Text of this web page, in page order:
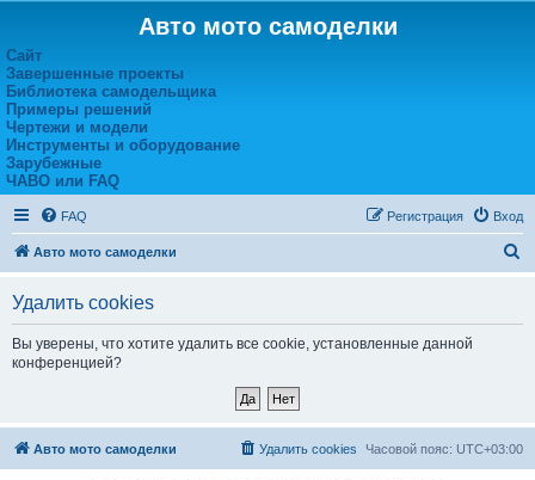
Авто мото самоделки
Сайт
Завершенные проекты
Библиотека самодельщика
Примеры решений
Чертежи и модели
Инструменты и оборудование
Зарубежные
ЧАВО или FAQ
FAQ Вход
Регистрация
Авто мото самоделки
Удалить cookies
Вы уверены, что хотите удалить все cookie, установленные данной
конференцией?
Авто мото самоделки Часовой пояс: UTC+03:00
Удалить cookies